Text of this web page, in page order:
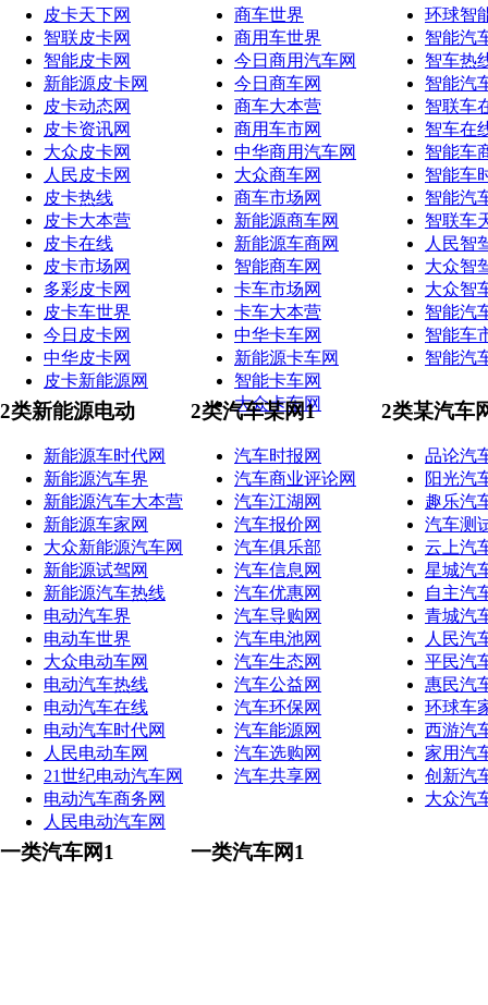
皮卡天下网
智联皮卡网
智能皮卡网
新能源皮卡网
皮卡动态网
皮卡资讯网
大众皮卡网
人民皮卡网
皮卡热线
皮卡大本营
皮卡在线
皮卡市场网
多彩皮卡网
皮卡车世界
今日皮卡网
中华皮卡网
皮卡新能源网
商车世界
商用车世界
今日商用汽车网
今日商车网
商车大本营
商用车市网
中华商用汽车网
大众商车网
商车市场网
新能源商车网
新能源车商网
智能商车网
卡车市场网
卡车大本营
中华卡车网
新能源卡车网
智能卡车网
大众卡车网
环球智
智能汽
智车热
智能汽
智联车
智车在
智能车
智能车
智能汽
智联车
人民智
大众智
大众智
智能汽
智能车
智能汽
2类新能源电动
新能源车时代网
新能源汽车界
新能源汽车大本营
新能源车家网
大众新能源汽车网
新能源试驾网
新能源汽车热线
电动汽车界
电动车世界
大众电动车网
电动汽车热线
电动汽车在线
电动汽车时代网
人民电动车网
21世纪电动汽车网
电动汽车商务网
人民电动汽车网
2类汽车某网1
汽车时报网
汽车商业评论网
汽车江湖网
汽车报价网
汽车俱乐部
汽车信息网
汽车优惠网
汽车导购网
汽车电池网
汽车生态网
汽车公益网
汽车环保网
汽车能源网
汽车选购网
汽车共享网
2类某汽车
品论汽
阳光汽
趣乐汽
汽车测
云上汽
星城汽
自主汽
青城汽
人民汽
平民汽
惠民汽
环球车
西游汽
家用汽
创新汽
大众汽
一类汽车网1 一类汽车网1